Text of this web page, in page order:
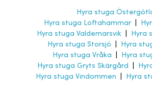
Hyra stuga
Hyra stuga Loftahammar
Hyra stuga Valdemarsvik| Hyra
Hyra stuga Storsjö
Hyra
Hyra stuga Vråka
Hyra
Hyra stuga Gryts Skärgård
Hyra stuga Vindommen
Hyra